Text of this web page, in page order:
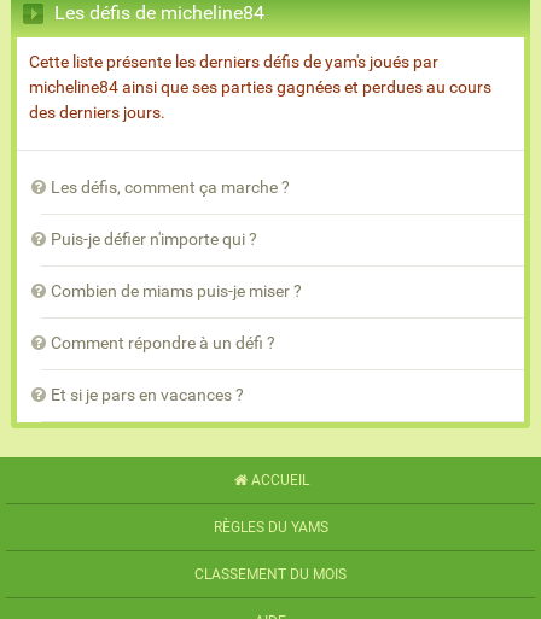
Les défis de micheline84
Cette liste présente les derniers défis de yam's joués par
micheline84 ainsi que ses parties gagnées et perdues au cours
des derniers jours.
Les défis, comment ça marche ?
Puis-je défier n'importe qui ?
Combien de miams puis-je miser ?
Comment répondre à un défi ?
Et si je pars en vacances ?
ACCUEIL
RÈGLES DU YAMS
CLASSEMENT DU MOIS